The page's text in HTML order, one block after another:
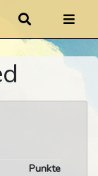
Punkte